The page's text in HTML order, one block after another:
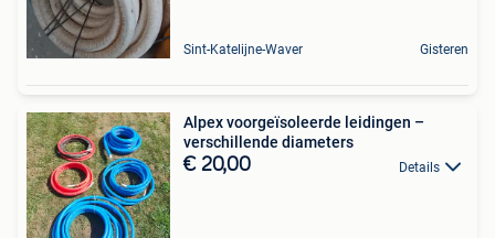
Sint-Katelijne-Waver Gisteren
Alpex voorgeïsoleerde leidingen –
verschillende diameters
€ 20,00 Details